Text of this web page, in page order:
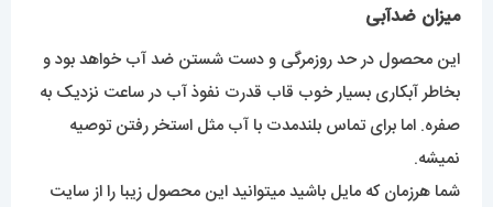
میزان ضدآبی
این محصول در حد روزمرگی و دست شستن ضد آب خواهد بود و
بخاطر آبکاری بسیار خوب قاب قدرت نفوذ آب در ساعت نزدیک به
صفره. اما برای تماس بلندمدت با آب مثل استخر رفتن توصیه
نمیشه.
شما هرزمان که مایل باشید میتوانید این محصول زیبا را از سایت